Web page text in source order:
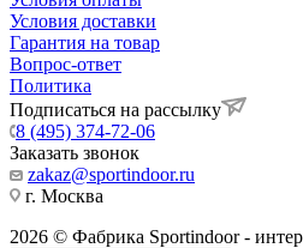
Условия доставки
Гарантия на товар
Вопрос-ответ
Политика
Подписаться на рассылку
8 (495) 374-72-06
Заказать звонок
zakaz@sportindoor.ru
г. Москва
2026 © Фабрика Sportindoor -